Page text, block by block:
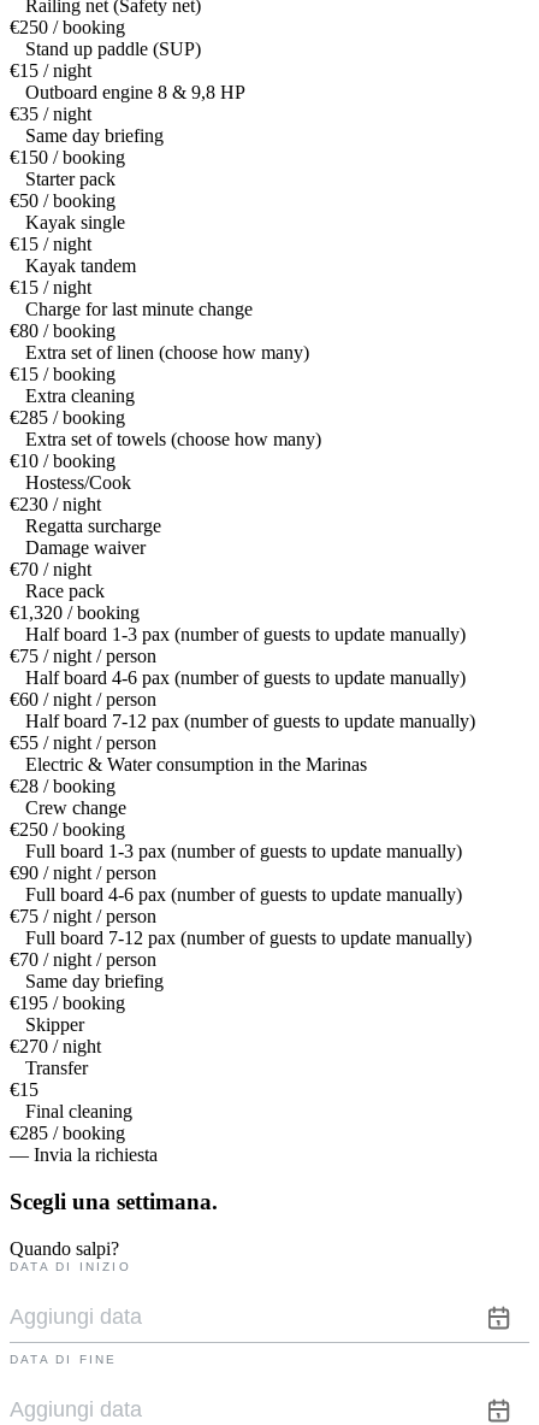
Railing net (Safety net)
€250 / booking
Stand up paddle (SUP)
€15 / night
Outboard engine 8 & 9,8 HP
€35 / night
Same day briefing
€150 / booking
Starter pack
€50 / booking
Kayak single
€15 / night
Kayak tandem
€15 / night
Charge for last minute change
€80 / booking
Extra set of linen (choose how many)
€15 / booking
Extra cleaning
€285 / booking
Extra set of towels (choose how many)
€10 / booking
Hostess/Cook
€230 / night
Regatta surcharge
Damage waiver
€70 / night
Race pack
€1,320 / booking
Half board 1-3 pax (number of guests to update manually)
€75 / night / person
Half board 4-6 pax (number of guests to update manually)
€60 / night / person
Half board 7-12 pax (number of guests to update manually)
€55 / night / person
Electric & Water consumption in the Marinas
€28 / booking
Crew change
€250 / booking
Full board 1-3 pax (number of guests to update manually)
€90 / night / person
Full board 4-6 pax (number of guests to update manually)
€75 / night / person
Full board 7-12 pax (number of guests to update manually)
€70 / night / person
Same day briefing
€195 / booking
Skipper
€270 / night
Transfer
€15
Final cleaning
€285 / booking
— Invia la richiesta
Scegli una settimana.
Quando salpi?
DATA DI INIZIO
DATA DI FINE